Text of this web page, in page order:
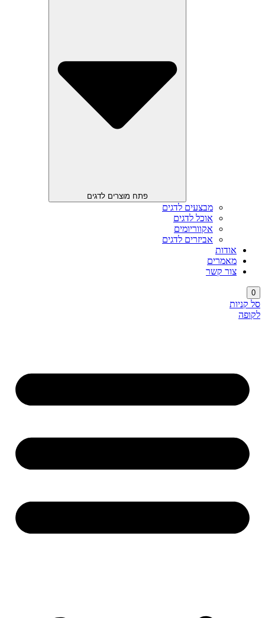
פתח מוצרים לדגים
מבצעים לדגים
אוכל לדגים
אקווריומים
אביזרים לדגים
אודות
מאמרים
צור קשר
0
סל קניות
לקופה